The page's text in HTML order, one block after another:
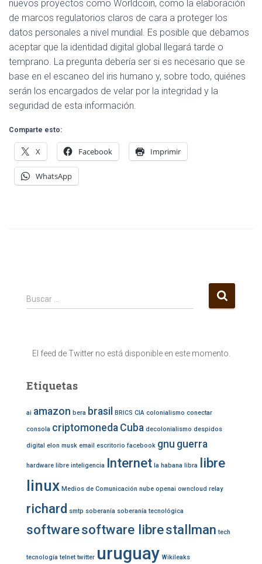
nuevos proyectos como Worldcoin, como la elaboración
de marcos regulatorios claros de cara a proteger los
datos personales a nivel mundial. Es posible que debamos
aceptar que la identidad digital global llegará tarde o
temprano. La pregunta debería ser si es necesario que se
base en el escaneo del iris humano y, sobre todo, quiénes
serán los encargados de velar por la integridad y la
seguridad de esta información.
Comparte esto:
X Facebook Imprimir
WhatsApp
B
u
Buscar …
El feed de Twitter no está disponible en este momento.
Etiquetas
ai amazon bera brasil BRICS CIA colonialismo conectar
consola criptomoneda Cuba decolonialismo despidos
digital elon musk email escritorio facebook gnu guerra
hardware libre inteligencia Internet la habana libra libre
linux Medios de Comunicación nube openai owncloud relay
richard smtp soberanía soberanía tecnológica
softwaresoftware librestallman tech
tecnología telnet twitter uruguay Wikileaks